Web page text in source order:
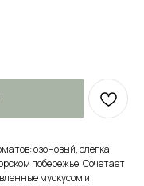
озоновый, слегка
побережье. Сочетает
мускусом и